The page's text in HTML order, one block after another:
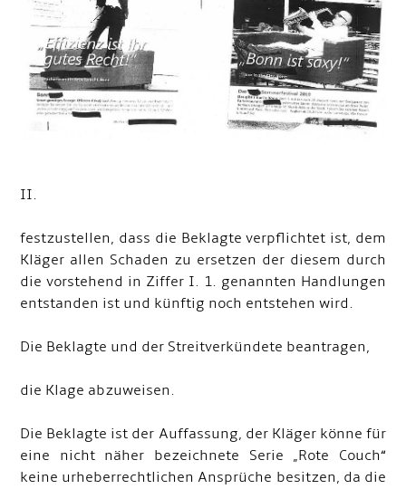
II.
festzustellen, dass die Beklagte verpflichtet ist, dem
Kläger allen Schaden zu ersetzen der diesem durch
die vorstehend in Ziffer I. 1. genannten Handlungen
entstanden ist und künftig noch entstehen wird.
Die Beklagte und der Streitverkündete beantragen,
die Klage abzuweisen.
Die Beklagte ist der Auffassung, der Kläger könne für
eine nicht näher bezeichnete Serie „Rote Couch“
keine urheberrechtlichen Ansprüche besitzen, da die